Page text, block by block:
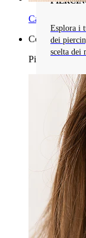
Capezzolo
Compra per
Piercings
Esplora i
dei
scelta dei
Leggi di